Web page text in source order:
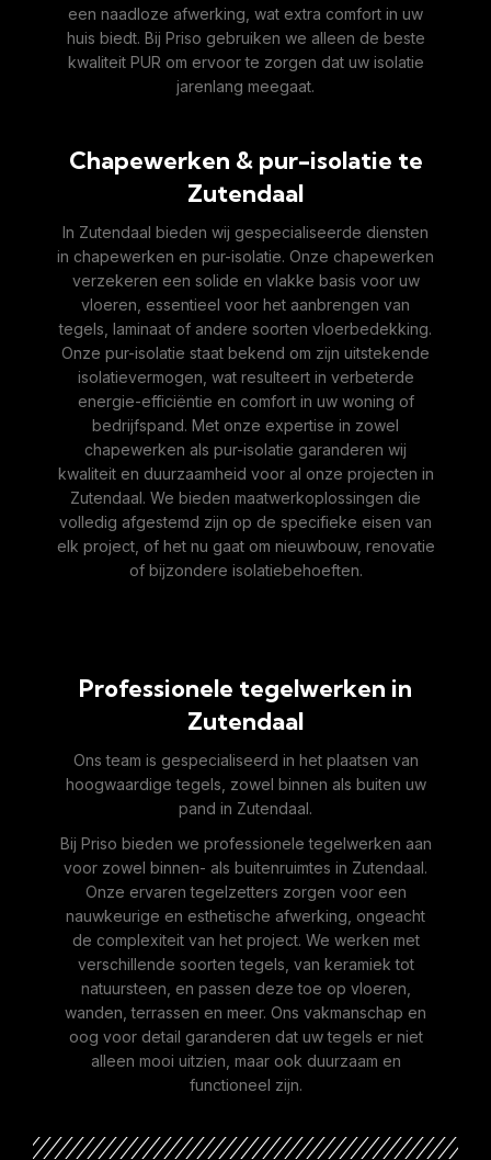
een naadloze afwerking, wat extra comfort in uw
huis biedt. Bij Priso gebruiken we alleen de beste
kwaliteit PUR om ervoor te zorgen dat uw isolatie
jarenlang meegaat.
Chapewerken & pur-isolatie te
Zutendaal
In Zutendaal bieden wij gespecialiseerde diensten
in chapewerken en pur-isolatie. Onze chapewerken
verzekeren een solide en vlakke basis voor uw
vloeren, essentieel voor het aanbrengen van
tegels, laminaat of andere soorten vloerbedekking.
Onze pur-isolatie staat bekend om zijn uitstekende
isolatievermogen, wat resulteert in verbeterde
energie-efficiëntie en comfort in uw woning of
bedrijfspand. Met onze expertise in zowel
chapewerken als pur-isolatie garanderen wij
kwaliteit en duurzaamheid voor al onze projecten in
Zutendaal. We bieden maatwerkoplossingen die
volledig afgestemd zijn op de specifieke eisen van
elk project, of het nu gaat om nieuwbouw, renovatie
of bijzondere isolatiebehoeften.
Professionele tegelwerken in
Zutendaal
Ons team is gespecialiseerd in het plaatsen van
hoogwaardige tegels, zowel binnen als buiten uw
pand in Zutendaal.
Bij Priso bieden we professionele tegelwerken aan
voor zowel binnen- als buitenruimtes in Zutendaal.
Onze ervaren tegelzetters zorgen voor een
nauwkeurige en esthetische afwerking, ongeacht
de complexiteit van het project. We werken met
verschillende soorten tegels, van keramiek tot
natuursteen, en passen deze toe op vloeren,
wanden, terrassen en meer. Ons vakmanschap en
oog voor detail garanderen dat uw tegels er niet
alleen mooi uitzien, maar ook duurzaam en
functioneel zijn.